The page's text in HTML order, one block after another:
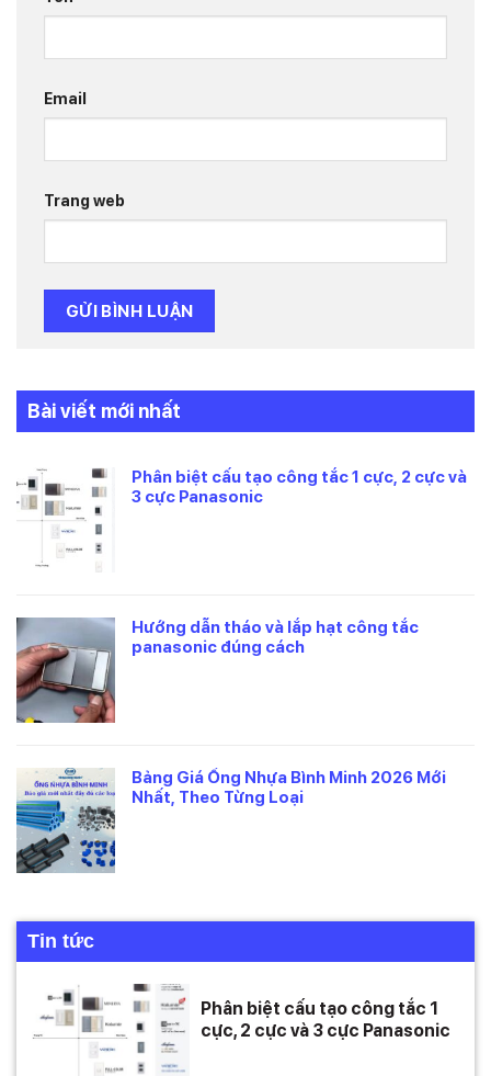
Email
Trang web
Bài viết mới nhất
Phân biệt cấu tạo công tắc 1 cực, 2 cực và
3 cực Panasonic
Hướng dẫn tháo và lắp hạt công tắc
panasonic đúng cách
Bảng Giá Ống Nhựa Bình Minh 2026 Mới
Nhất, Theo Từng Loại
Tin tức
Phân biệt cấu tạo công tắc 1
cực, 2 cực và 3 cực Panasonic